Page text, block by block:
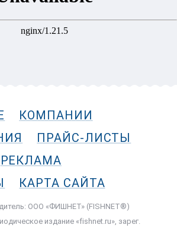
КОМПАНИИ
ПРАЙС-ЛИСТЫ
РЕКЛАМА
КАРТА САЙТА
ООО «ФИШНЕТ» (FISHNET®)
издание «fishnet.ru», зарег.